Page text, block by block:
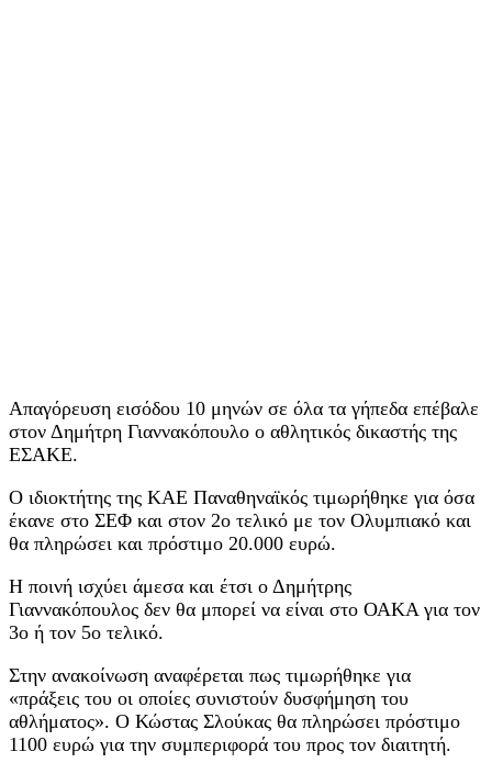
Απαγόρευση εισόδου 10 μηνών σε όλα τα γήπεδα επέβαλε
στον Δημήτρη Γιαννακόπουλο ο αθλητικός δικαστής της
ΕΣΑΚΕ.
Ο ιδιοκτήτης της ΚΑΕ Παναθηναϊκός τιμωρήθηκε για όσα
έκανε στο ΣΕΦ και στον 2ο τελικό με τον Ολυμπιακό και
θα πληρώσει και πρόστιμο 20.000 ευρώ.
Η ποινή ισχύει άμεσα και έτσι ο Δημήτρης
Γιαννακόπουλος δεν θα μπορεί να είναι στο ΟΑΚΑ για τον
3ο ή τον 5ο τελικό.
Στην ανακοίνωση αναφέρεται πως τιμωρήθηκε για
«πράξεις του οι οποίες συνιστούν δυσφήμηση του
αθλήματος». Ο Κώστας Σλούκας θα πληρώσει πρόστιμο
1100 ευρώ για την συμπεριφορά του προς τον διαιτητή.